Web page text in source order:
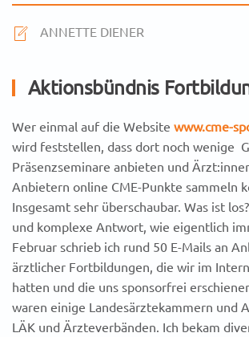
ANNETTE DIENER
Aktionsbündnis
Wer einmal auf die Website www.cme-
wird feststellen, dass dort noch wenige
Präsenzseminare anbieten und
Anbietern online CME-Punkte sammeln
Insgesamt sehr überschaubar. Was ist
und komplexe Antwort, wie eigentlich
Februar schrieb ich rund 50 E-Mails an
ärztlicher Fortbildungen, die wir im
hatten und die uns sponsorfrei
waren einige Landesärztekammern und
LÄK und Ärzteverbänden. Ich bekam